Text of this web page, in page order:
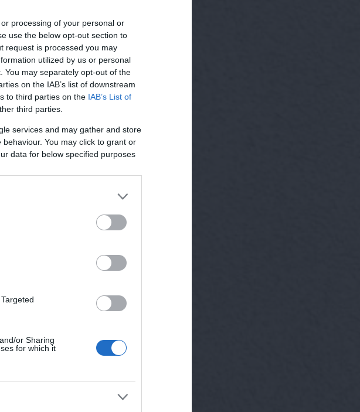
processing of your personal or
use the below opt-out section to
request is processed you may
utilized by us or personal
You may separately opt-out of the
on the IAB’s list of downstream
to third parties on the IAB’s List of
third parties.
services and may gather and store
You may click to grant or
data for below specified purposes
or Sharing
for which it